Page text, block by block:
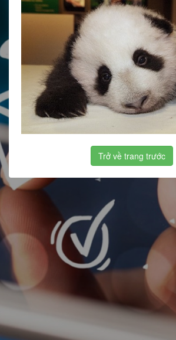
Trở về trang trước